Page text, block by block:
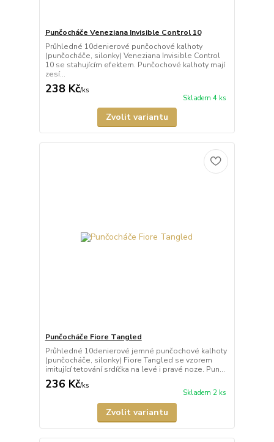
Punčocháče Veneziana Invisible Control 10
Průhledné 10denierové punčochové kalhoty
(punčocháče, silonky) Veneziana Invisible Control
10 se stahujícím efektem. Punčochové kalhoty mají
zesí...
238 Kč/ks
Skladem 4 ks
Zvolit variantu
Punčocháče Fiore Tangled
Průhledné 10denierové jemné punčochové kalhoty
(punčocháče, silonky) Fiore Tangled se vzorem
imitující tetování srdíčka na levé i pravé noze. Pun...
236 Kč/ks
Skladem 2 ks
Zvolit variantu